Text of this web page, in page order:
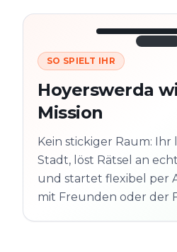
3/10
Nächster
Schauplatz
entdeckt
flexibel
SO SPIELT IHR
Hoyerswerda
Mission
Kein stickiger Raum:
Stadt, löst Rätsel an
und startet flexibel per
mit Freunden oder der